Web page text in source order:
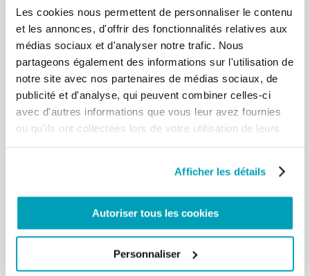
Les cookies nous permettent de personnaliser le contenu
et les annonces, d'offrir des fonctionnalités relatives aux
médias sociaux et d'analyser notre trafic. Nous
partageons également des informations sur l'utilisation de
notre site avec nos partenaires de médias sociaux, de
publicité et d'analyse, qui peuvent combiner celles-ci
avec d'autres informations que vous leur avez fournies
ou qu'ils ont collectées lors de votre utilisation de leurs
Afficher les détails
Autoriser tous les cookies
Personnaliser
RELATED POSTS:
MESSAGE DU PAPE FRANÇOIS - JOURNÉE
MONDIALE DU MIGRANT E DU RÉFUGIÉ 2024